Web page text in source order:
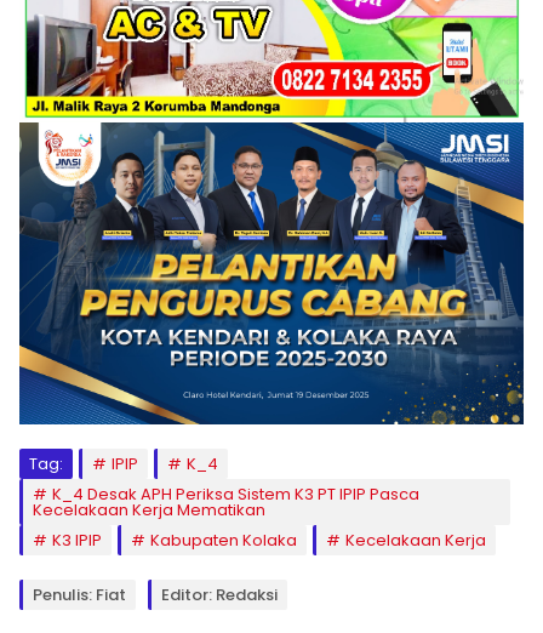
Tag: IPIP
K_4
K_4 Desak APH Periksa Sistem K3 PT IPIP Pasca
Kecelakaan Kerja Mematikan
K3 IPIP
Kabupaten Kolaka Kecelakaan Kerja
Penulis: Fiat Editor: Redaksi